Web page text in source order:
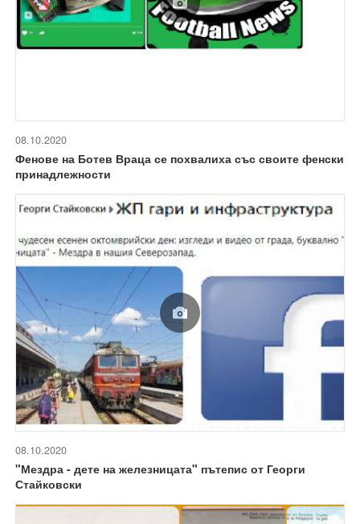
08.10.2020
Фенове на Ботев Враца се похвалиха със своите фенски
принадлежности
08.10.2020
"Мездра - дете на железницата" пътепис от Георги
Стайковски